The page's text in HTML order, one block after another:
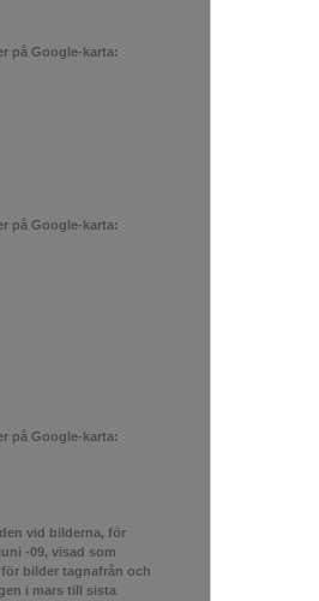
på Google-karta:
på Google-karta:
på Google-karta:
vid bilderna, för
-09, visad som
bilder tagnafrån och
i mars till sista